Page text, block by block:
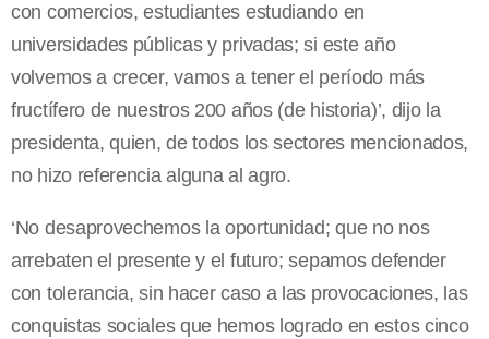
con comercios, estudiantes estudiando en
universidades públicas y privadas; si este año
volvemos a crecer, vamos a tener el período más
fructífero de nuestros 200 años (de historia)’, dijo la
presidenta, quien, de todos los sectores mencionados,
no hizo referencia alguna al agro.
‘No desaprovechemos la oportunidad; que no nos
arrebaten el presente y el futuro; sepamos defender
con tolerancia, sin hacer caso a las provocaciones, las
conquistas sociales que hemos logrado en estos cinco